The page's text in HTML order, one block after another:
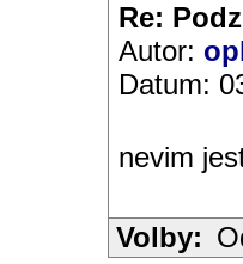
Re:
Autor:
Datum:
nevim
Volby: